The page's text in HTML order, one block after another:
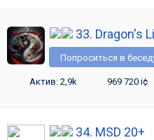
33. Dragon's
Попроситься в
Актив: 2,9k 969 720 i¢
34. MSD 20+